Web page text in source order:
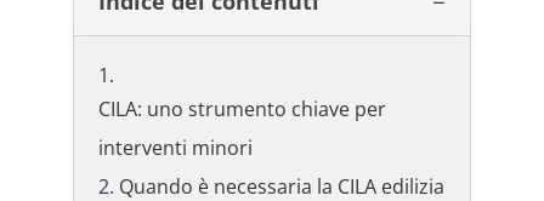
CILA: uno strumento chiave per
interventi minori
Quando è necessaria la CILA edilizia